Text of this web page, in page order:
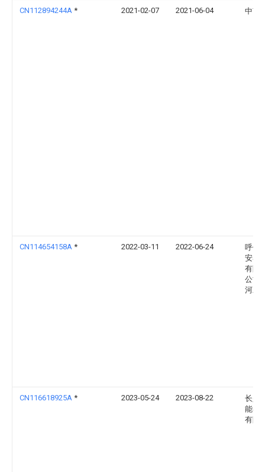
CN112894244A * 2021-02-07 2021-06-04 中南
CN114654158A * 2022-03-11 2022-06-24
呼伦
安泰
有限
公司
河发
CN116618925A * 2023-05-24 2023-08-22
长兴
能谷
有限